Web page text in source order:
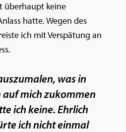
überhaupt keine
hatte. Wegen des
ich mit Verspätung an
was in
mich zukommen
ich keine. Ehrlich
ich nicht einmal